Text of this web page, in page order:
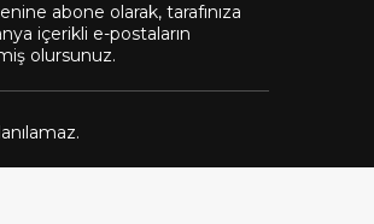
abone olarak, tarafınıza
içerikli e-postaların
olursunuz.